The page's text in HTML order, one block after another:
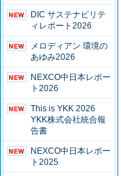
DIC サステナビリテ
ィレポート2026
メロディアン 環境の
あゆみ2026
NEXCO中日本レポー
ト2026
This is YKK 2026
YKK株式会社統合報
告書
NEXCO中日本レポー
ト2025